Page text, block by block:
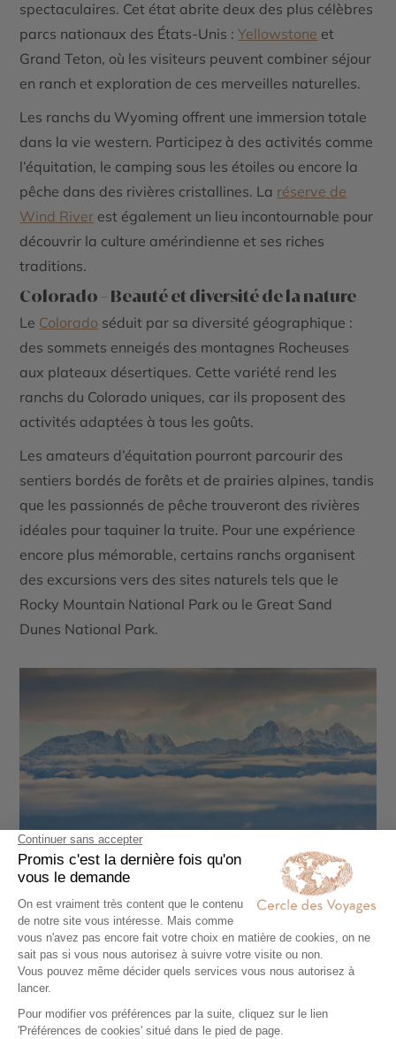
spectaculaires. Cet état abrite deux des plus célèbres
parcs nationaux des États-Unis :Yellowstone et
Grand Teton, où les visiteurs peuvent combiner séjour
en ranch et exploration de ces merveilles naturelles.
Les ranchs du Wyoming offrent une immersion totale
dans la vie western. Participez à des activités comme
l’équitation, le camping sous les étoiles ou encore la
pêche dans des rivières cristallines. La réserve de
Wind River est également un lieu incontournable pour
découvrir la culture amérindienne et ses riches
traditions​​.
Colorado – Beauté et diversité de la nature
Le Colorado séduit par sa diversité géographique :
des sommets enneigés des montagnes Rocheuses
aux plateaux désertiques. Cette variété rend les
ranchs du Colorado uniques, car ils proposent des
activités adaptées à tous les goûts.
Les amateurs d’équitation pourront parcourir des
sentiers bordés de forêts et de prairies alpines, tandis
que les passionnés de pêche trouveront des rivières
idéales pour taquiner la truite. Pour une expérience
encore plus mémorable, certains ranchs organisent
des excursions vers des sites naturels tels que le
Rocky Mountain National Park ou le Great Sand
Dunes National Park.
Medano Ranch Bison and Crestone Peaks, Colorado